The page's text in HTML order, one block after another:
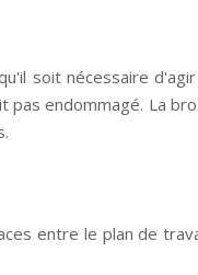
soit nécessaire
endommagé. La
entre le plan de